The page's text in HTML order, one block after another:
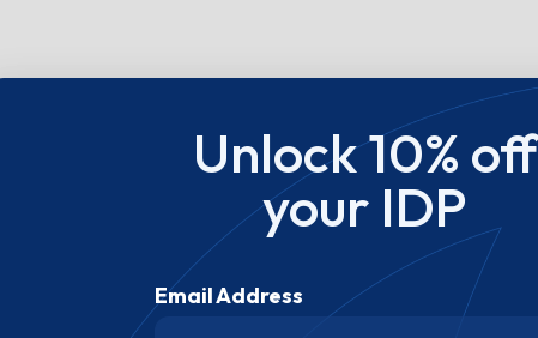
Unlock 10% off
your IDP
Email Address